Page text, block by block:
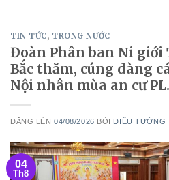
TIN TỨC, TRONG NƯỚC
Đoàn Phân ban Ni giới
Bắc thăm, cúng dàng
Nội nhân mùa an cư
ĐĂNG LÊN04/08/2026 BỞI DIỆU TƯỜNG
04
Th8